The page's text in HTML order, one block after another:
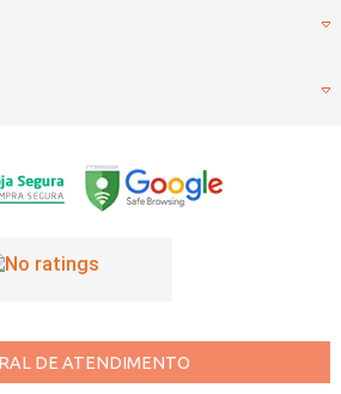
DE ATENDIMENTO